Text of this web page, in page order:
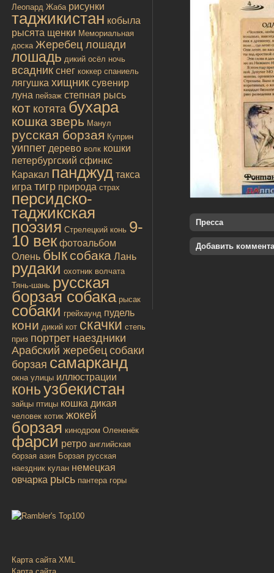
Леопард Жаба рисунки
таджикистан кобыла
рысята щенки Мемориальная
доска Жеребец лошади
лошадь дикий осёл ночь
всадник снег коккер спаниель
лягушка хищник сувенир
луна пейзаж степная рысь
кот котята бухара
кошказверь Манул
русская борзая Куприн
уиппет дерево волк кошки
петербургский сфинкс
Каракал панджуд такса
игра тигр природа страх
персидско-
таджикская
поэзия Стрелецкий конь 9-
10 век фотоальбом
Олень бык собака Лань
рудаки охотник волчата
Тянь-шань русская
борзая собака рысак
собаки грейхаунд пудель
кони дикий кот скачки степь
приз портрет наездники
Арабский жеребец собаки
борзая самарканд
окна улицы иллюстрации
коньузбекистан
зайцы птицы кошка дикая
человек котик жокей
борзая кинодром Олененёк
фарси ретро английская
борзая азия Борзая русская
наездник кулан немецкая
овчарка рысь пантера горы
Карта сайта XML
Пресса
Добавить